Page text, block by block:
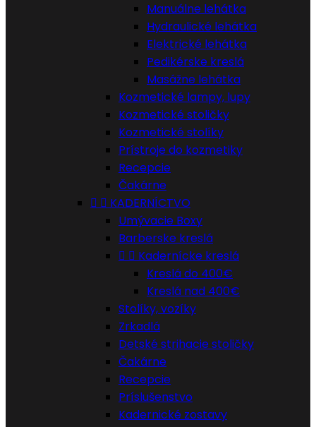
Manuálne lehátka
Hydraulické lehátka
Elektrické lehátka
Pedikérske kreslá
Masážne lehátka
Kozmetické lampy, lupy
Kozmetické stoličky
Kozmetické stolíky
Prístroje do kozmetiky
Recepcie
Čakárne
  KADERNÍCTVO
Umývacie Boxy
Barberske kreslá
  Kadernícke kreslá
Kreslá do 400€
Kreslá nad 400€
Stolíky, vozíky
Zrkadlá
Detské strihacie stoličky
Čakárne
Recepcie
Príslušenstvo
Kadernické zostavy